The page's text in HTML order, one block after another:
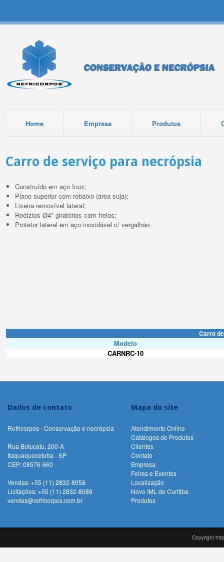
Home Empresa Produtos
Carro de serviço para necrópsia
Construído em aço Inox;
Plano superior com rebaixo (área suja);
Lixeira removível lateral;
Rodízios Ø4" giratórios com freios;
Protetor lateral em aço inoxidável c/ vergalhão.
Carro
Modelo
CARNRC-10
Dados de contato
Refricorpos - Conservação e necrópsia
Rua Botucatu, 200-A
Itaquaquecetuba - SP
CEP: 08576-660
Vendas: +55 (11) 2832-8058
Licitações: +55 (11) 2832-8088
vendas@refricorpos.com.br
Mapa do site
Atendimento Online
Catálogos de Produtos
Clientes
Contato
Empresa
Feiras e Eventos
Localização
Novo IML de Curitiba
Produtos
Copyright